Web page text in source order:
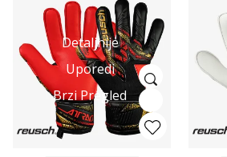
Detaljnije
Uporedi
Brzi Pregled